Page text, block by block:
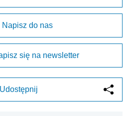
Napisz do nas
się na newsletter
Udostępnij